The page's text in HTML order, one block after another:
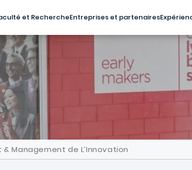
et RechercheEntreprises et partenaires
Management de L’Innovation